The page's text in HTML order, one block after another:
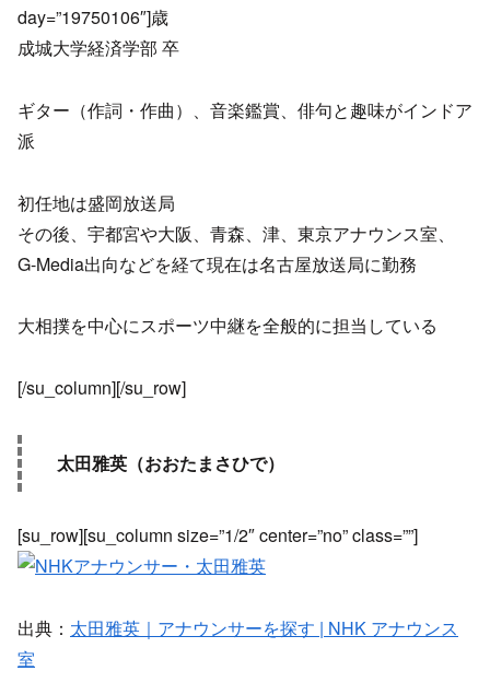
day=”19750106″]歳
成城大学経済学部 卒
ギター（作詞・作曲）、音楽鑑賞、俳句と趣味がインドア
派
初任地は盛岡放送局
その後、宇都宮や大阪、青森、津、東京アナウンス室、
G-Media出向などを経て現在は名古屋放送局に勤務
大相撲を中心にスポーツ中継を全般的に担当している
[/su_column][/su_row]
太田雅英（おおたまさひで）
[su_row][su_column size=”1/2″ center=”no” class=””]
出典： 太田雅英｜アナウンサーを探す | NHK アナウンス
室